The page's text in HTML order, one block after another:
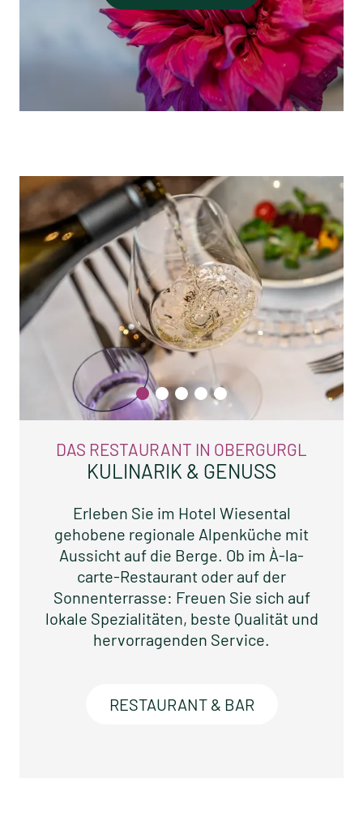
DAS RESTAURANT IN OBERGURGL
KULINARIK & GENUSS
Erleben Sie im Hotel Wiesental
gehobene regionale Alpenküche mit
Aussicht auf die Berge. Ob im À-la-
carte-Restaurant oder auf der
Sonnenterrasse: Freuen Sie sich auf
lokale Spezialitäten, beste Qualität und
hervorragenden Service.
RESTAURANT & BAR